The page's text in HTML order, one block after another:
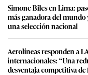
Simone Biles en Lima:
más ganadora del
una selección nacional
Aerolíneas responden a
internacionales: “Una
desventaja competitiva